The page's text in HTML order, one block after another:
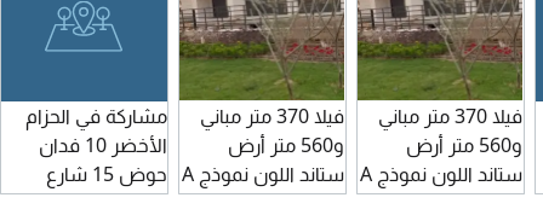
مشاركة في الحزام
الأخضر 10 فدان
حوض 15 شارع
رئيسي نسبة
فيلا 370 متر مباني
و560 متر أرض
ستاند اللون نموذج A
في أول سمارت
فيلا 370 متر مباني
و560 متر أرض
ستاند اللون نموذج A
في أول سمارت ك 2